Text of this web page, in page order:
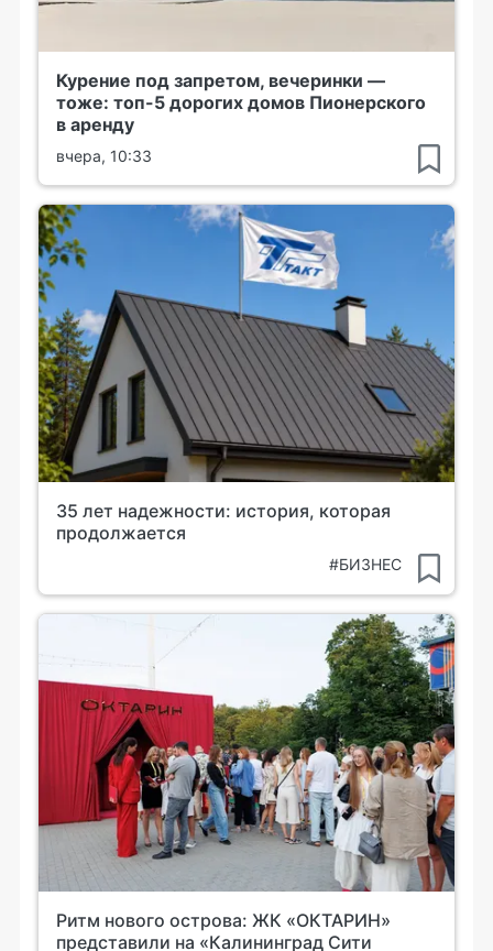
Курение под запретом, вечеринки —
тоже: топ-5 дорогих домов Пионерского
в аренду
вчера, 10:33
35 лет надежности: история, которая
продолжается
#БИЗНЕС
Ритм нового острова: ЖК «ОКТАРИН»
представили на «Калининград Сити